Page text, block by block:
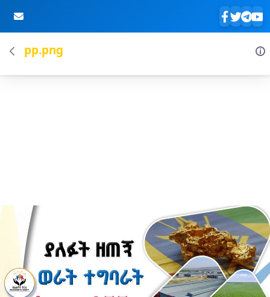
pp.png